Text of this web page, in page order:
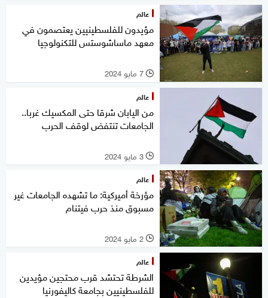
عالم
مؤيدون للفلسطينيين يعتصمون في
معهد ماساشوستس للتكنولوجيا
l 7 مايو 2024
عالم
من اليابان شرقا حتى المكسيك غربا..
الجامعات تنتفض لوقف الحرب
l 3 مايو 2024
عالم
مؤرخة أميركية: ما تشهده الجامعات غير
مسبوق منذ حرب فيتنام
l 2 مايو 2024
عالم
الشرطة تحتشد قرب محتجين مؤيدين
للفلسطينيين بجامعة كاليفورنيا